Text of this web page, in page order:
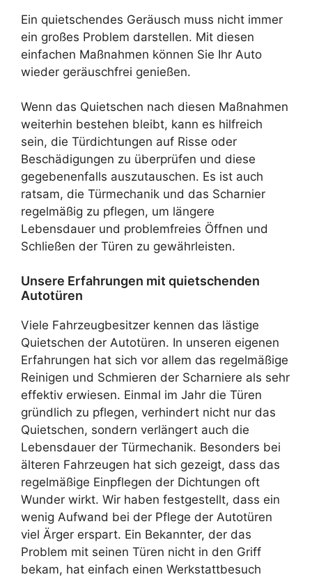
Ein quietschendes Geräusch muss nicht immer
ein großes Problem darstellen. Mit diesen
einfachen Maßnahmen können Sie Ihr Auto
wieder geräuschfrei genießen.
Wenn das Quietschen nach diesen Maßnahmen
weiterhin bestehen bleibt, kann es hilfreich
sein, die Türdichtungen auf Risse oder
Beschädigungen zu überprüfen und diese
gegebenenfalls auszutauschen. Es ist auch
ratsam, die Türmechanik und das Scharnier
regelmäßig zu pflegen, um längere
Lebensdauer und problemfreies Öffnen und
Schließen der Türen zu gewährleisten.
Unsere Erfahrungen mit quietschenden
Autotüren
Viele Fahrzeugbesitzer kennen das lästige
Quietschen der Autotüren. In unseren eigenen
Erfahrungen hat sich vor allem das regelmäßige
Reinigen und Schmieren der Scharniere als sehr
effektiv erwiesen. Einmal im Jahr die Türen
gründlich zu pflegen, verhindert nicht nur das
Quietschen, sondern verlängert auch die
Lebensdauer der Türmechanik. Besonders bei
älteren Fahrzeugen hat sich gezeigt, dass das
regelmäßige Einpflegen der Dichtungen oft
Wunder wirkt. Wir haben festgestellt, dass ein
wenig Aufwand bei der Pflege der Autotüren
viel Ärger erspart. Ein Bekannter, der das
Problem mit seinen Türen nicht in den Griff
bekam, hat einfach einen Werkstattbesuch